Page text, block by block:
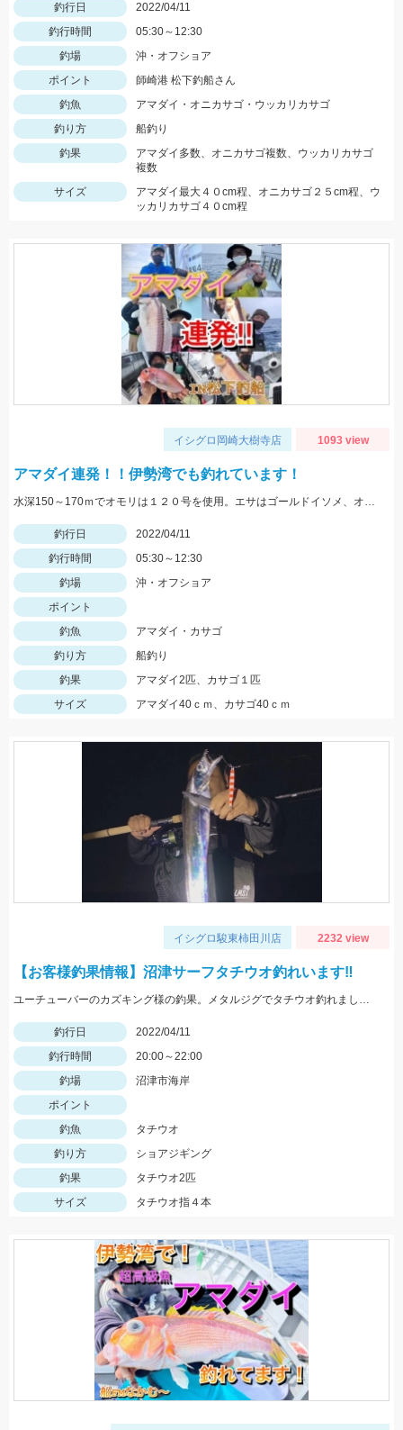
釣行日
2022/04/11
釣行時間
05:30～12:30
釣場
沖・オフショア
ポイント
師崎港 松下釣船さん
釣魚
アマダイ・オニカサゴ・ウッカリカサゴ
釣り方
船釣り
釣果
アマダイ多数、オニカサゴ複数、ウッカリカサゴ
複数
サイズ
アマダイ最大４０cm程、オニカサゴ２５cm程、ウ
ッカリカサゴ４０cm程
イシグロ岡崎大樹寺店 1093 view
アマダイ連発！！伊勢湾でも釣れています！
水深150～170ｍでオモリは１２０号を使用。エサはゴールドイソメ、オキアミ、ホタルイカに好反応。
釣行日
2022/04/11
釣行時間
05:30～12:30
釣場
沖・オフショア
ポイント
釣魚
アマダイ・カサゴ
釣り方
船釣り
釣果
アマダイ2匹、カサゴ１匹
サイズ
アマダイ40ｃｍ、カサゴ40ｃｍ
イシグロ駿東柿田川店 2232 view
【お客様釣果情報】沼津サーフタチウオ釣れいます‼
ユーチューバーのカズキング様の釣果。メタルジグでタチウオ釣れました。
釣行日
2022/04/11
釣行時間
20:00～22:00
釣場
沼津市海岸
ポイント
釣魚
タチウオ
釣り方
ショアジギング
釣果
タチウオ2匹
サイズ
タチウオ指４本